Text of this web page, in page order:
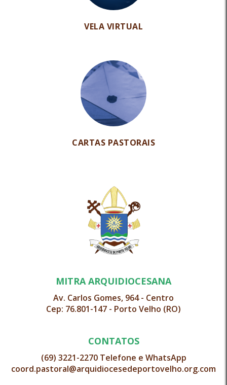
VELA VIRTUAL
CARTAS PASTORAIS
MITRA ARQUIDIOCESANA
Av. Carlos Gomes, 964 - Centro
Cep: 76.801-147 - Porto Velho (RO)
CONTATOS
(69) 3221-2270 Telefone e WhatsApp
coord.pastoral@arquidiocesedeportovelho.org.com